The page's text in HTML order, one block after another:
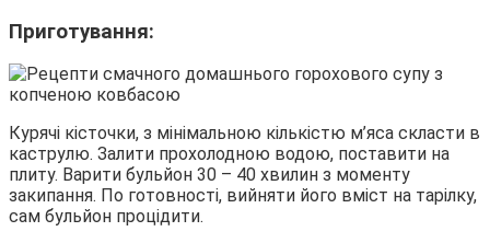
Приготування:
Курячі кісточки, з мінімальною кількістю м’яса скласти в
каструлю. Залити прохолодною водою, поставити на
плиту. Варити бульйон 30 – 40 хвилин з моменту
закипання. По готовності, вийняти його вміст на тарілку,
сам бульйон процідити.